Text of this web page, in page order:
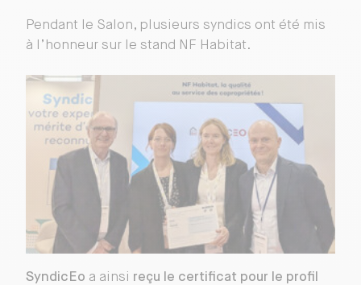
Pendant le Salon, plusieurs syndics ont été mis
à l’honneur sur le stand NF Habitat.
SyndicEo a ainsi reçu le certificat pour le profil